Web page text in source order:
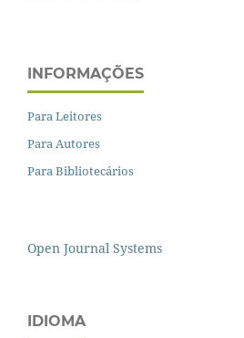
INFORMAÇÕES
Para Leitores
Para Autores
Para Bibliotecários
Open Journal Systems
IDIOMA